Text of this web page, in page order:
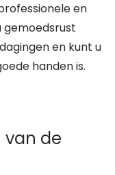
en
gemoedsrust
en kunt u
handen is.
van de